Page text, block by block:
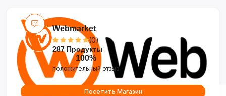
проливания
• Стильный чёрный дизайн
внешний вид, подходит для любого стиля
Webmarket
(0)
287 Продукты
100%
положительный отзыв
Посетить Магазин